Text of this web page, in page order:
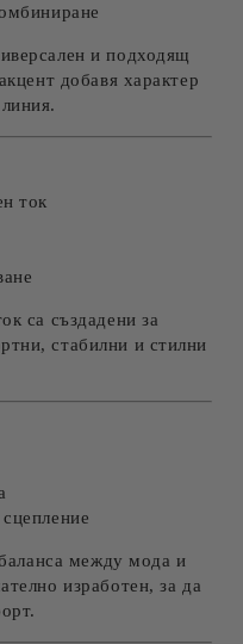
и подходящ
добавя характер
ток
са създадени за
стабилни и стилни
между мода и
изработен, за да